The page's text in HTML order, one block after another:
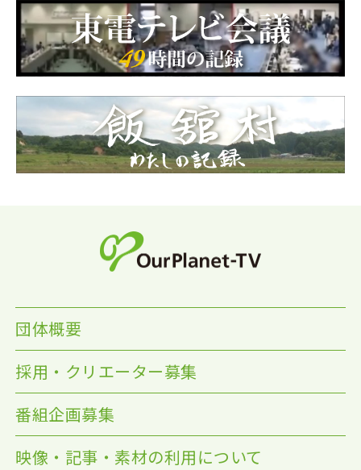
団体概要
採用・クリエーター募集
番組企画募集
映像・記事・素材の利用について